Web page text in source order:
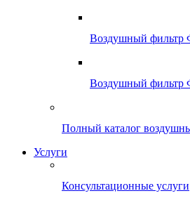
Воздушный фильтр
Воздушный фильтр
Полный каталог
Услуги
Консультационные услуги